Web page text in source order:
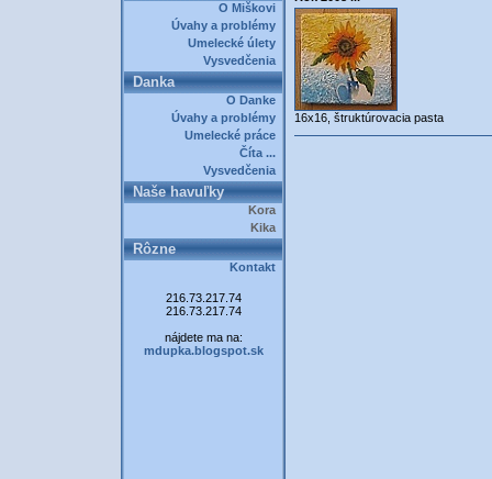
O Miškovi
Úvahy a problémy
Umelecké úlety
Vysvedčenia
Danka
O Danke
Úvahy a problémy
Umelecké práce
Číta ...
Vysvedčenia
Naše havuľky
Kora
Kika
Rôzne
Kontakt
216.73.217.74
216.73.217.74
nájdete ma na:
mdupka.blogspot.sk
16x16, štruktúrovacia pasta